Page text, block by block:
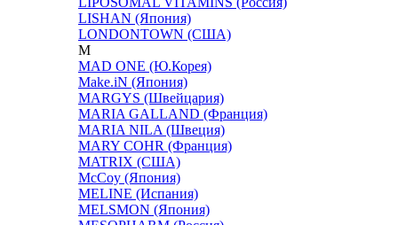
LISHAN (Япония)
LONDONTOWN (США)
M
MAD ONE (Ю.Корея)
Make.iN (Япония)
MARGYS (Швейцария)
MARIA GALLAND (Франция)
MARIA NILA (Швеция)
MARY COHR (Франция)
MATRIX (США)
McCoy (Япония)
MELINE (Испания)
MELSMON (Япония)